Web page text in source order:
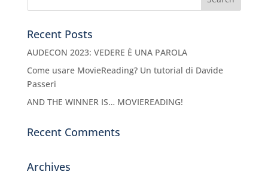
Recent Posts
AUDECON 2023: VEDERE È UNA PAROLA
Come usare MovieReading? Un tutorial di Davide
Passeri
AND THE WINNER IS… MOVIEREADING!
Recent Comments
Archives